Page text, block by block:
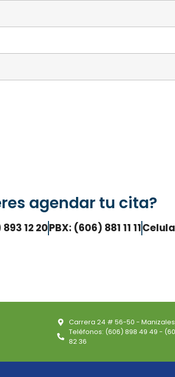
agendar tu cita?
12 20PBX: (606) 881 11 11
Carrera 24 # 56-50 -
Teléfonos: (606) 898 49 49 -
82 36